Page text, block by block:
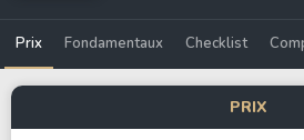
Prix Fondamentaux Checklist
PRIX